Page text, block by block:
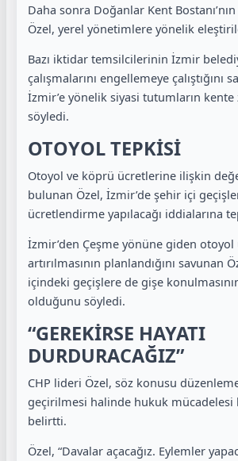
Daha sonra Doğanlar Kent Bostanı’nın
Özel, yerel yönetimlere yönelik
Bazı iktidar temsilcilerinin İzmir
çalışmalarını engellemeye çalıştığını
İzmir’e yönelik siyasi tutumların
söyledi.
OTOYOL TEPKİSİ
Otoyol ve köprü ücretlerine ilişkin
bulunan Özel, İzmir’de şehir içi
ücretlendirme yapılacağı iddialarına
İzmir’den Çeşme yönüne giden
artırılmasının planlandığını savunan
içindeki geçişlere de gişe
olduğunu söyledi.
“GEREKİRSE HAYATI
DURDURACAĞIZ”
CHP lideri Özel, söz konusu
geçirilmesi halinde hukuk mücadelesi
belirtti.
Özel, “Davalar açacağız. Eylemler